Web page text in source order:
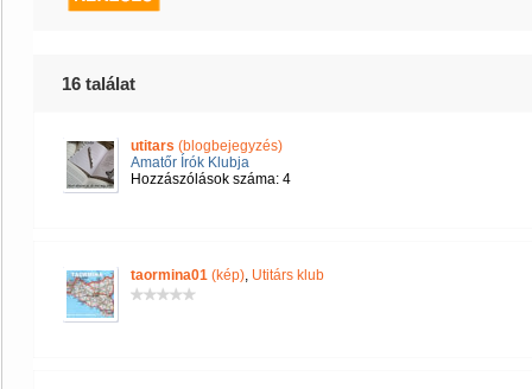
16 találat
utitars (blogbejegyzés)
Amatőr Írók Klubja
Hozzászólások száma: 4
taormina01 (kép), Utitárs klub